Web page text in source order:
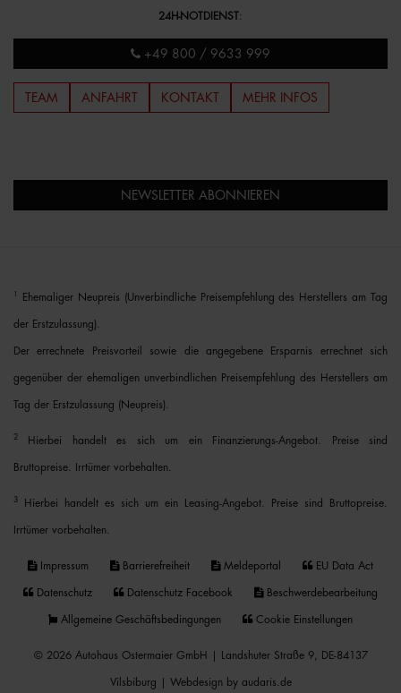
24H-NOTDIENST:
+49 800 / 9633 999
TEAM ANFAHRT KONTAKT MEHR INFOS
NEWSLETTER ABONNIEREN
Ehemaliger Neupreis (Unverbindliche Preisempfehlung des Herstellers am Tag
der Erstzulassung).
Der errechnete Preisvorteil sowie die angegebene Ersparnis errechnet sich
gegenüber der ehemaligen unverbindlichen Preisempfehlung des Herstellers am
Tag der Erstzulassung (Neupreis).
2 Hierbei handelt es sich um ein Finanzierungs-Angebot. Preise sind
Bruttopreise. Irrtümer vorbehalten.
3 Hierbei handelt es sich um ein Leasing-Angebot. Preise sind Bruttopreise.
Irrtümer vorbehalten.
Impressum Barrierefreiheit Meldeportal EU Data Act
Datenschutz Datenschutz Facebook Beschwerdebearbeitung
Allgemeine Geschäftsbedingungen Cookie Einstellungen
© 2026 Autohaus Ostermaier GmbH | Landshuter Straße 9, DE-84137
Vilsbiburg | Webdesign by audaris.de